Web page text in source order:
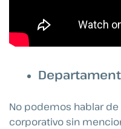
No podemos hablar
corporativo sin